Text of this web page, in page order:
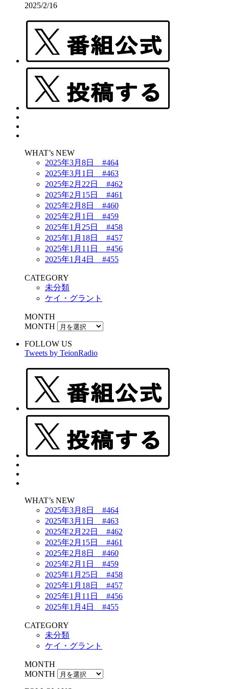
2025/2/16
WHAT’s NEW
2025年3月8日 #464
2025年3月1日 #463
2025年2月22日 #462
2025年2月15日 #461
2025年2月8日 #460
2025年2月1日 #459
2025年1月25日 #458
2025年1月18日 #457
2025年1月11日 #456
2025年1月4日 #455
CATEGORY
未分類
ケイ・グラント
MONTH
MONTH
FOLLOW US
Tweets by TeionRadio
WHAT’s NEW
2025年3月8日 #464
2025年3月1日 #463
2025年2月22日 #462
2025年2月15日 #461
2025年2月8日 #460
2025年2月1日 #459
2025年1月25日 #458
2025年1月18日 #457
2025年1月11日 #456
2025年1月4日 #455
CATEGORY
未分類
ケイ・グラント
MONTH
MONTH